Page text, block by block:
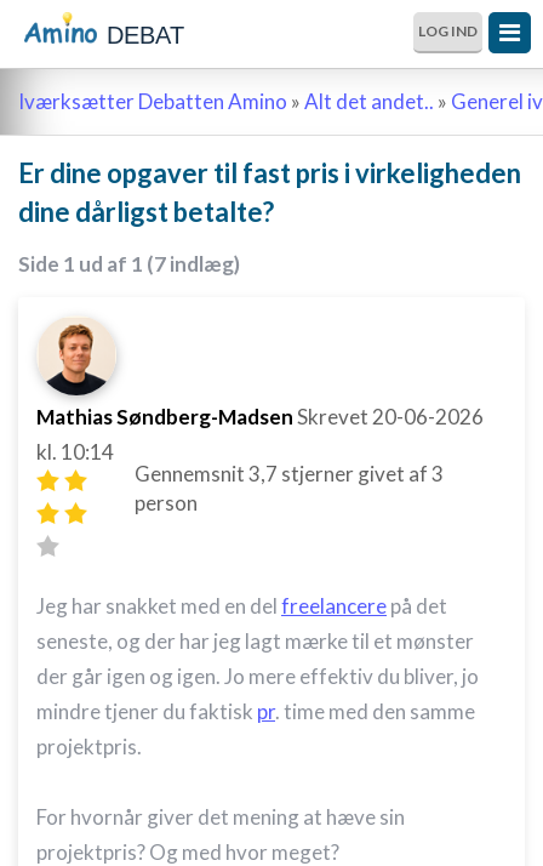
DEBAT LOG IND
Iværksætter Debatten Amino »Alt det andet.. » Generel
Er dine opgaver til fast pris i virkeligheden
dine dårligst betalte?
Side 1 ud af 1 (7 indlæg)
Mathias Søndberg-MadsenSkrevet 20-06-2026
kl. 10:14
Gennemsnit3,7 stjerner givet af3
person
Jeg har snakket med en delfreelancerepå det
seneste, og der har jeg lagt mærke til et mønster
der går igen og igen. Jo mere effektiv du bliver, jo
mindre tjener du faktisk pr. time med den samme
projektpris.
For hvornår giver det mening at hæve sin
projektpris? Og med hvor meget?